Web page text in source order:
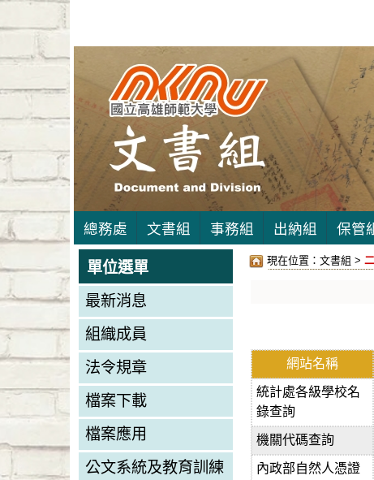
總務處 文書組 事務組 出納組 保管
單位選單
最新消息
組織成員
法令規章
檔案下載
檔案應用
公文系統及教育訓練
現在位置： 文書組 >
網站名稱
統計處各級學校名
錄查詢
機關代碼查詢
內政部自然人憑證